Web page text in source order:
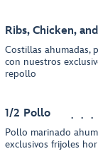
Ribs, Chicken,
Costillas ahumadas,
con nuestros
repollo
1/2 Pollo
Pollo marinado
exclusivos frijoles